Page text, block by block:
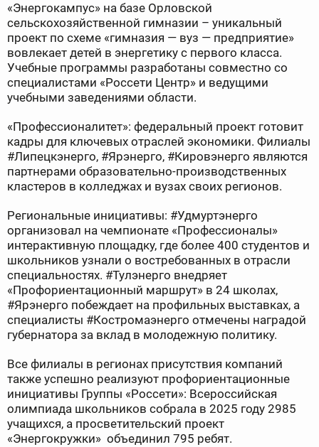
«Энергокампус» на базе Орловской
сельскохозяйственной гимназии – уникальный
проект по схеме «гимназия — вуз — предприятие»
вовлекает детей в энергетику с первого класса.
Учебные программы разработаны совместно со
специалистами «Россети Центр» и ведущими
учебными заведениями области.
«Профессионалитет»: федеральный проект готовит
кадры для ключевых отраслей экономики. Филиалы
#Липецкэнерго, #Ярэнерго, #Кировэнерго являются
партнерами образовательно-производственных
кластеров в колледжах и вузах своих регионов.
Региональные инициативы: #Удмуртэнерго
организовал на чемпионате «Профессионалы»
интерактивную площадку, где более 400 студентов и
школьников узнали о востребованных в отрасли
специальностях. #Тулэнерго внедряет
«Профориентационный маршрут» в 24 школах,
#Ярэнерго побеждает на профильных выставках, а
специалисты #Костромаэнерго отмечены наградой
губернатора за вклад в молодежную политику.
Все филиалы в регионах присутствия компаний
также успешно реализуют профориентационные
инициативы Группы «Россети»: Всероссийская
олимпиада школьников собрала в 2025 году 2985
учащихся, а просветительский проект
«Энергокружки» объединил 795 ребят.